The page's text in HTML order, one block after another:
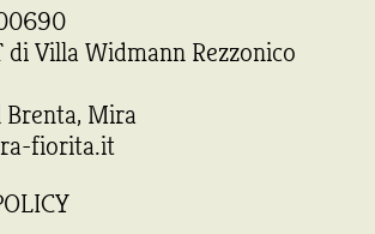
Villa Widmann Rezzonico
Brenta, Mira
fiorita.it